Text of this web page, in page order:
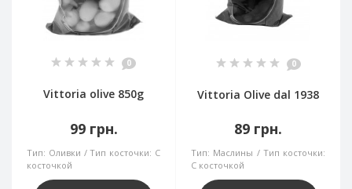
0
Vittoria olive 850g
99 грн.
Тип: Оливки Тип косточки: С
косточкой
0
Vittoria Olive dal 1938
89 грн.
Тип: Маслины
Тип косточки:
С косточкой